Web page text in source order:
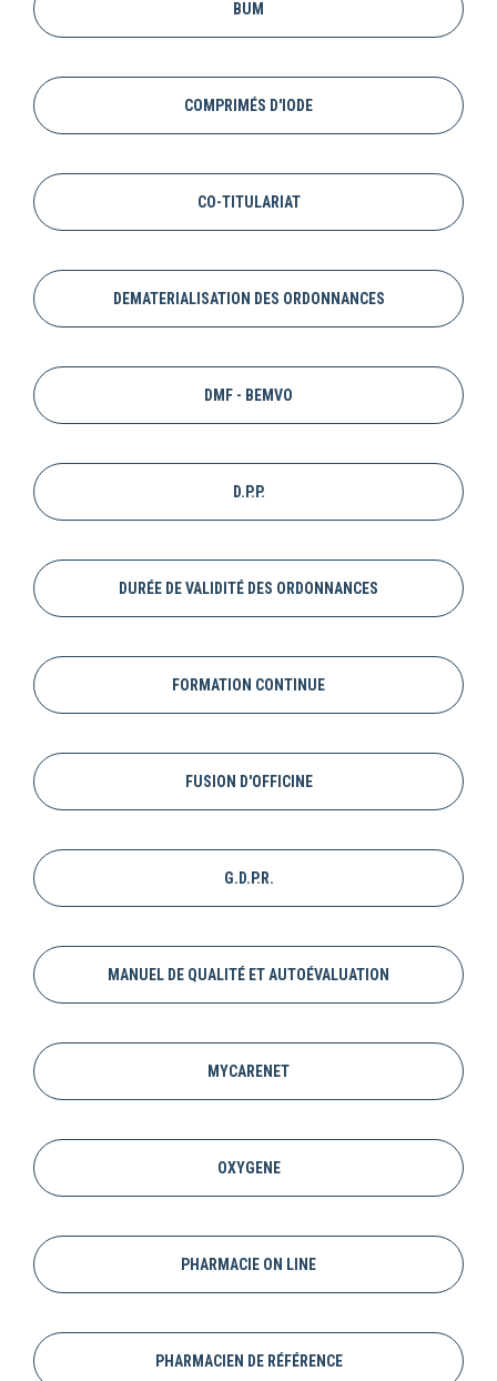
BUM
COMPRIMÉS D'IODE
CO-TITULARIAT
DEMATERIALISATION DES ORDONNANCES
DMF - BEMVO
D.P.P.
DURÉE DE VALIDITÉ DES ORDONNANCES
FORMATION CONTINUE
FUSION D'OFFICINE
G.D.P.R.
MANUEL DE QUALITÉ ET AUTOÉVALUATION
MYCARENET
OXYGENE
PHARMACIE ON LINE
PHARMACIEN DE RÉFÉRENCE